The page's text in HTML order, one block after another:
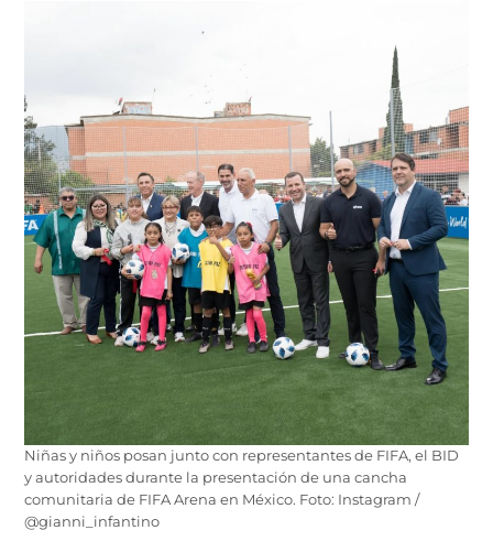
Niñas y niños posan junto con representantes de FIFA, el BID
y autoridades durante la presentación de una cancha
comunitaria de FIFA Arena en México. Foto: Instagram /
@gianni_infantino